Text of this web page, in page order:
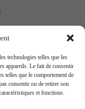
technologies telles que les
appareils. Le fait de consentir
telles que le comportement de
consentir ou de retirer son
et fonctions.
abonnez-vous à